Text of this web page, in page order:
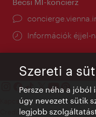
Információk éjjel-
Kapcsolat
Credits
Szereti a
Persze néha a jóból
úgy nevezett sütik
legjobb